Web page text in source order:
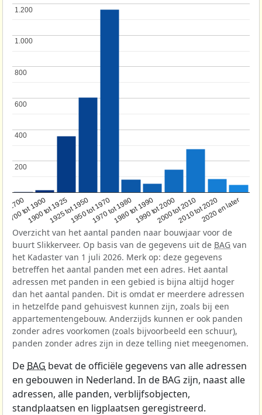
1700
1700 tot 1900
1900 tot 19251925 tot 19501950 tot 19701970 tot 19801980 tot 19901990 tot 20002000 tot 20102010 tot 20202020 en later
200
200
400
400
600
600
800
800
1.000
1.000
1.200
1.200
Overzicht van het aantal panden naar bouwjaar voor de
buurt Slikkerveer. Op basis van de gegevens uit de BAG van
het Kadaster van 1 juli 2026. Merk op: deze gegevens
betreffen het aantal panden met een adres. Het aantal
adressen met panden in een gebied is bijna altijd hoger
dan het aantal panden. Dit is omdat er meerdere adressen
in hetzelfde pand gehuisvest kunnen zijn, zoals bij een
appartementengebouw. Anderzijds kunnen er ook panden
zonder adres voorkomen (zoals bijvoorbeeld een schuur),
panden zonder adres zijn in deze telling niet meegenomen.
De BAG bevat de officiële gegevens van alle adressen
en gebouwen in Nederland. In de BAG zijn, naast alle
adressen, alle panden, verblijfsobjecten,
standplaatsen en ligplaatsen geregistreerd.